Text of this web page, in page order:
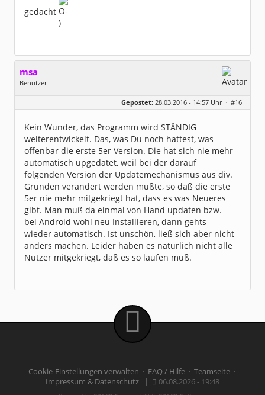
gedacht
msa
Benutzer
Alter:
63
Dabei seit:
03 / 2007
Gepostet: 28.03.2016 - 14:57 Uhr · #16
Kein Wunder, das Programm wird STÄNDIG
weiterentwickelt. Das, was Du noch hattest, was
offenbar die erste 5er Version. Die hat sich nie mehr
automatisch upgedatet, weil bei der darauf
folgenden Version der Updatemechanismus aus div.
Gründen verändert werden mußte, so daß die erste
5er nie mehr mitgekriegt hat, dass es was Neueres
gibt. Man muß da einmal von Hand updaten bzw.
bei Android wohl neu Installieren, dann gehts
wieder automatisch. Ist unschön, ließ sich aber nicht
anders machen. Leider haben es natürlich nicht alle
Nutzer mitgekriegt, daß es so laufen muß.
Cookie-Einstellungen verwalten · FAQ / Hilfe· Teamseite·
Impressum & Datenschutz | 06.08.2026 - 19:48